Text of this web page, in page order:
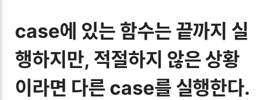
case에 있는 함수는 끝까지 실
행하지만, 적절하지 않은 상황
이라면 다른 case를 실행한다.